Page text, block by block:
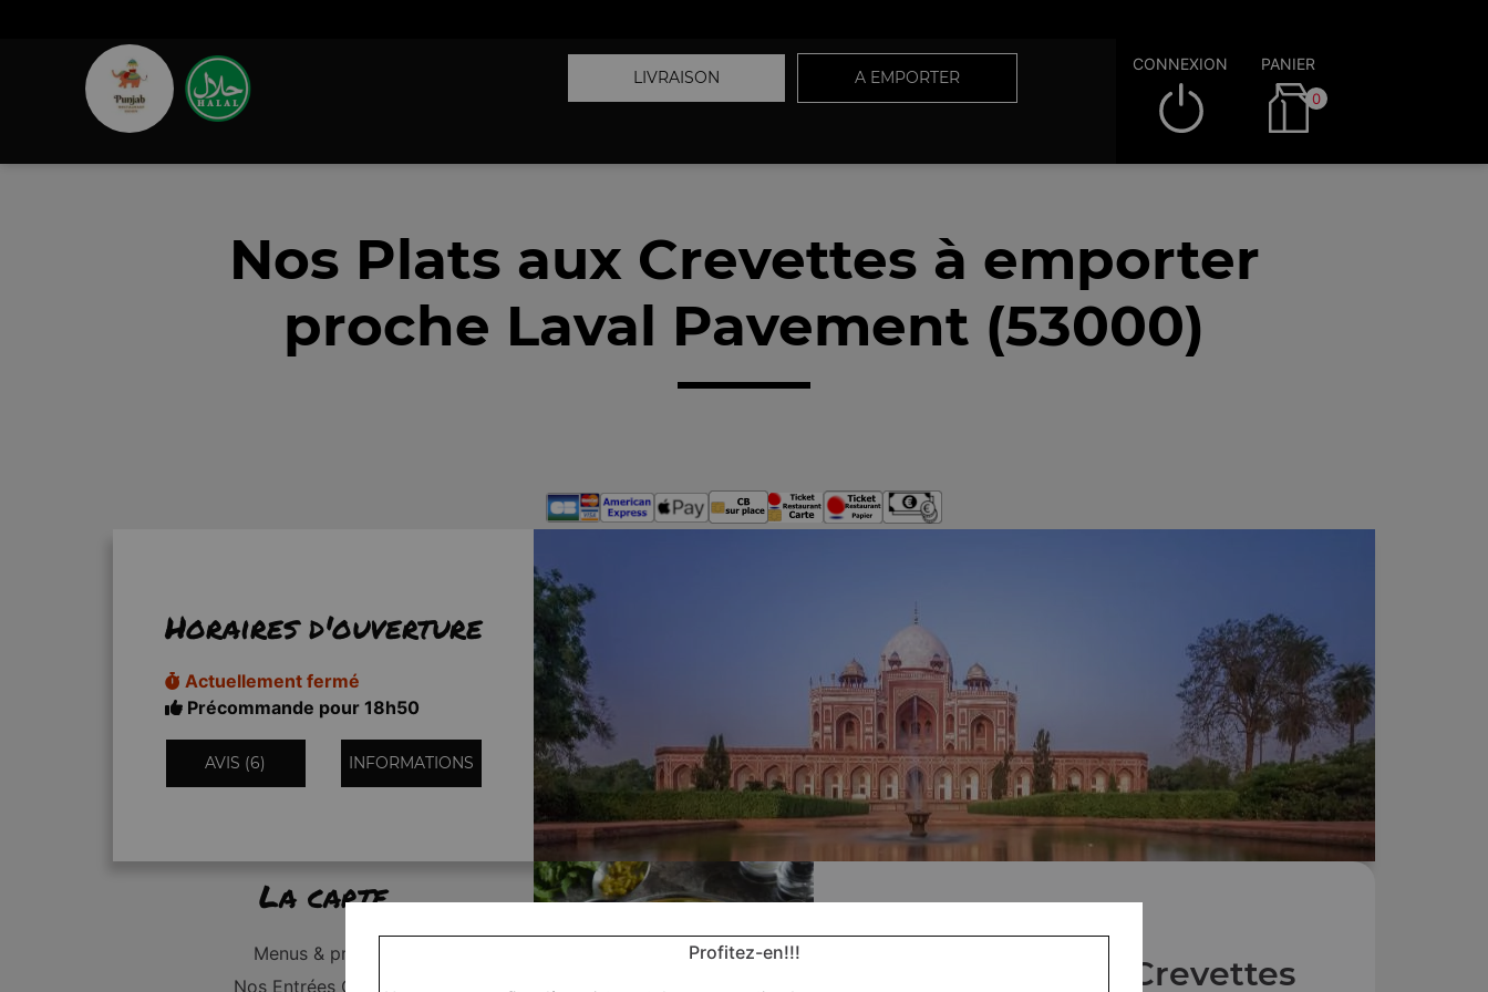
LIVRAISON A EMPORTER
CONNEXION PANIER
0
Nos Plats aux Crevettes à emporter
proche Laval Pavement (53000)
Horaires d'ouverture
Actuellement fermé
Précommande pour 18h50
AVIS (6) INFORMATIONS
La carte
Menus & promos
Nos Entrées Grillades
Nos Plats aux Crevettes
Profitez-en!!!